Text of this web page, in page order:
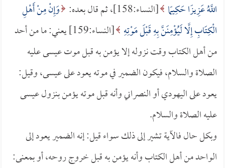
اللَّهُ عَزِيزًا حَكِيمًا [النساء:158]، ثم قال بعده:
وَإِنْ مِنْ أَهْلِ
الْكِتَابِ إِلَّا لَيُؤْمِنَنَّ بِهِ قَبْلَ مَوْتِهِ
[النساء:159] يعني: ما من أحد
من أهل الكتاب وقت نزوله إلا يؤمن به قبل موت عيسى عليه
الصلاة والسلام، فيكون الضمير في موته يعود على عيسى، وقيل:
يعود على اليهودي أو النصراني وأنه قبل موته يؤمن بنزول عيسى
عليه الصلاة والسلام.
وبكل حال فالآية تشير إلى ذلك سواء قيل: إنه الضمير يعود إلى
الواحد من أهل الكتاب وأنه يؤمن به قبل خروج روحه، أو بمعنى: